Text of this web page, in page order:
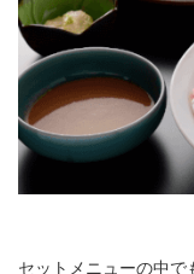
セットメニューの中